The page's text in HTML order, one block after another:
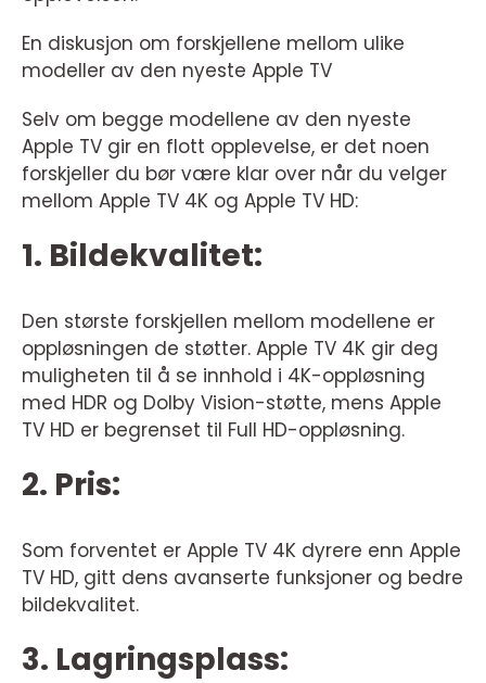
En diskusjon om forskjellene mellom ulike
modeller av den nyeste Apple TV
Selv om begge modellene av den nyeste
Apple TV gir en flott opplevelse, er det noen
forskjeller du bør være klar over når du velger
mellom Apple TV 4K og Apple TV HD:
1. Bildekvalitet:
Den største forskjellen mellom modellene er
oppløsningen de støtter. Apple TV 4K gir deg
muligheten til å se innhold i 4K-oppløsning
med HDR og Dolby Vision-støtte, mens Apple
TV HD er begrenset til Full HD-oppløsning.
2. Pris:
Som forventet er Apple TV 4K dyrere enn Apple
TV HD, gitt dens avanserte funksjoner og bedre
bildekvalitet.
3. Lagringsplass: